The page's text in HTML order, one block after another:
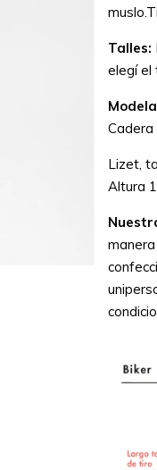
Talles:
elegí el
Cadera
Lizet,
Altura